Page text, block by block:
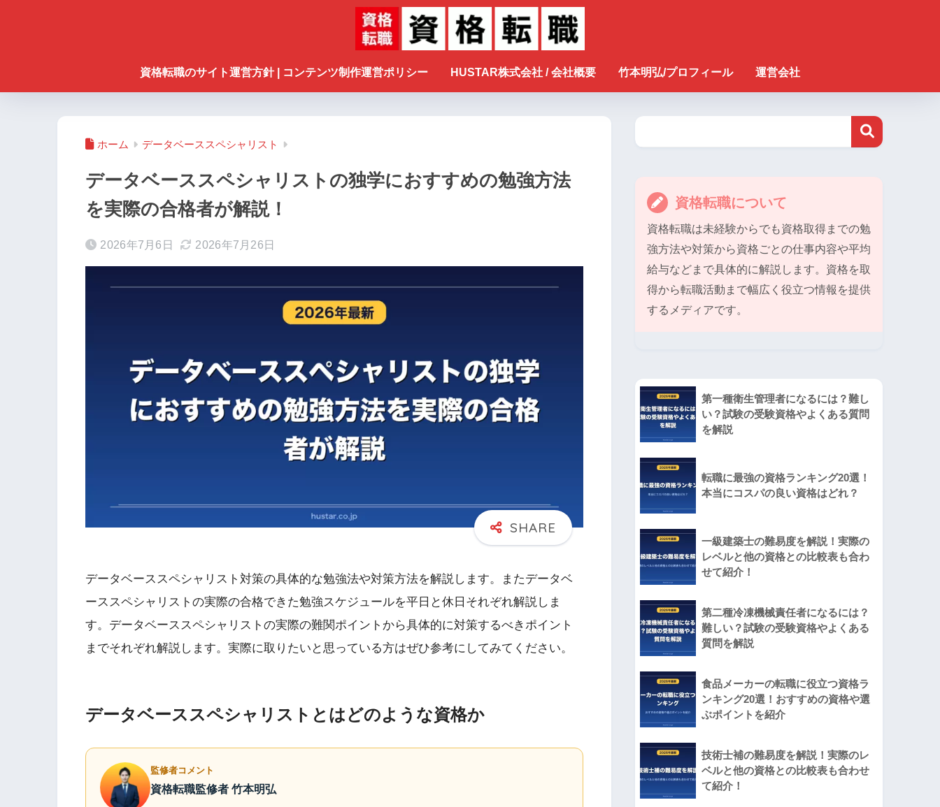
資格転職のサイト運営方針 | コンテンツ制作運営ポリシー HUSTAR株式会社 / 会社概要 竹本明弘/プロフィール 運営会社
ホーム データベーススペシャリスト
データベーススペシャリストの独学におすすめの勉強方法
を実際の合格者が解説！
2026年7月6日 2026年7月26日
データベーススペシャリスト対策の具体的な勉強法や対策方法を解説します。またデータベ
ーススペシャリストの実際の合格できた勉強スケジュールを平日と休日それぞれ解説しま
す。データベーススペシャリストの実際の難関ポイントから具体的に対策するべきポイント
までそれぞれ解説します。実際に取りたいと思っている方はぜひ参考にしてみてください。
データベーススペシャリストとはどのような資格か
監修者コメント
資格転職監修者 竹本明弘
資格転職について
資格転職は未経験からでも資格取得までの勉
強方法や対策から資格ごとの仕事内容や平均
給与などまで具体的に解説します。資格を取
得から転職活動まで幅広く役立つ情報を提供
するメディアです。
第一種衛生管理者になるには？難し
い？試験の受験資格やよくある質問
を解説
転職に最強の資格ランキング20選！
本当にコスパの良い資格はどれ？
一級建築士の難易度を解説！実際の
レベルと他の資格との比較表も合わ
せて紹介！
第二種冷凍機械責任者になるには？
難しい？試験の受験資格やよくある
質問を解説
食品メーカーの転職に役立つ資格ラ
ンキング20選！おすすめの資格や選
ぶポイントを紹介
技術士補の難易度を解説！実際のレ
ベルと他の資格との比較表も合わせ
て紹介！